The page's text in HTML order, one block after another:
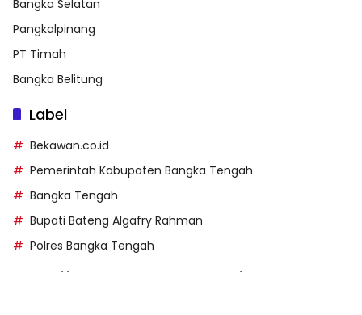
Bangka Selatan
Pangkalpinang
PT Timah
Bangka Belitung
Label
Bekawan.co.id
Pemerintah Kabupaten Bangka Tengah
Bangka Tengah
Bupati Bateng Algafry Rahman
Polres Bangka Tengah